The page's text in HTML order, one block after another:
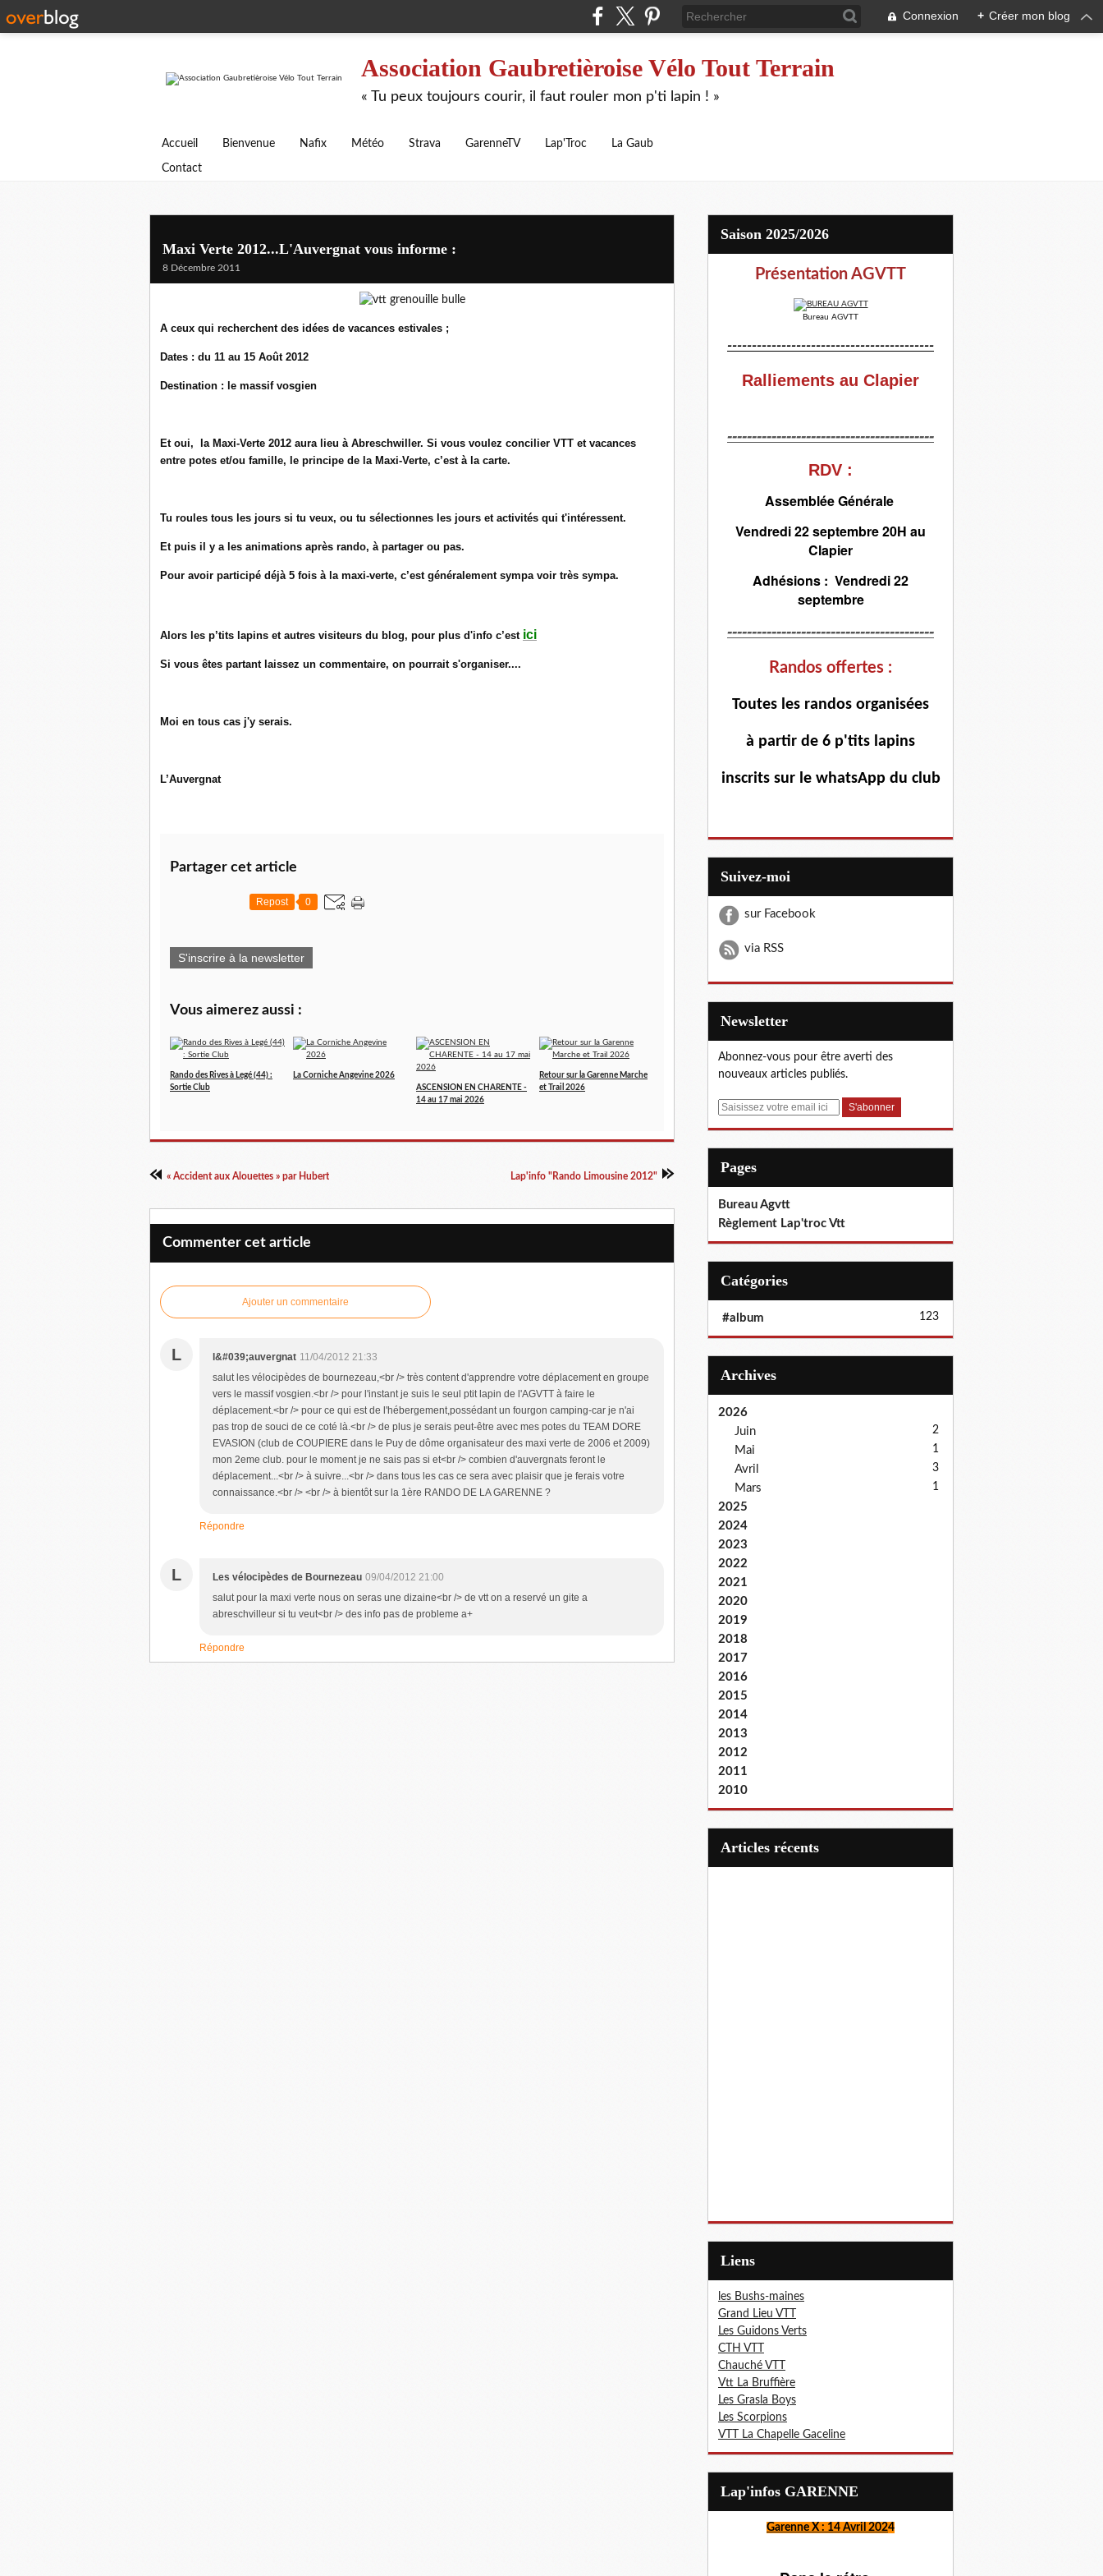
Connexion + Créer mon blog
Association Gaubretièroise Vélo Tout Terrain
« Tu peux toujours courir, il faut rouler mon p'ti lapin ! »
Accueil Bienvenue Nafix Météo Strava GarenneTV Lap'Troc La Gaub
Contact
Maxi Verte 2012...L'Auvergnat vous informe :
8 Décembre 2011
A ceux qui recherchent des idées de vacances estivales ;
Dates : du 11 au 15 Août 2012
Destination : le massif vosgien
Et oui, la Maxi-Verte 2012 aura lieu à Abreschwiller. Si vous voulez concilier VTT et vacances
entre potes et/ou famille, le principe de la Maxi-Verte, c’est à la carte.
Tu roules tous les jours si tu veux, ou tu sélectionnes les jours et activités qui t'intéressent.
Et puis il y a les animations après rando, à partager ou pas.
Pour avoir participé déjà 5 fois à la maxi-verte, c’est généralement sympa voir très sympa.
Alors les p’tits lapins et autres visiteurs du blog, pour plus d'info c’est ici
Si vous êtes partant laissez un commentaire, on pourrait s'organiser....
Moi en tous cas j'y serais.
L’Auvergnat
Partager cet article
Repost 0
S'inscrire à la newsletter
Vous aimerez aussi :
Rando des Rives à Legé (44) :
Sortie Club
La Corniche Angevine 2026
ASCENSION EN CHARENTE -
14 au 17 mai 2026
Retour sur la Garenne Marche
et Trail 2026
« Accident aux Alouettes » par Hubert Lap'info "Rando Limousine 2012"
Commenter cet article
Ajouter un commentaire
L l&#039;auvergnat 11/04/2012 21:33
salut les vélocipèdes de bournezeau,<br /> très content d'apprendre votre déplacement en groupe
vers le massif vosgien.<br /> pour l'instant je suis le seul ptit lapin de l'AGVTT à faire le
déplacement.<br /> pour ce qui est de l'hébergement,possédant un fourgon camping-car je n'ai
pas trop de souci de ce coté là.<br /> de plus je serais peut-être avec mes potes du TEAM DORE
EVASION (club de COUPIERE dans le Puy de dôme organisateur des maxi verte de 2006 et 2009)
mon 2eme club. pour le moment je ne sais pas si et<br /> combien d'auvergnats feront le
déplacement...<br /> à suivre...<br /> dans tous les cas ce sera avec plaisir que je ferais votre
connaissance.<br /> <br /> à bientôt sur la 1ère RANDO DE LA GARENNE ?
Répondre
L Les vélocipèdes de Bournezeau 09/04/2012 21:00
salut pour la maxi verte nous on seras une dizaine<br /> de vtt on a reservé un gite a
abreschvilleur si tu veut<br /> des info pas de probleme a+
Répondre
Saison 2025/2026
Présentation AGVTT
Bureau AGVTT
------------------------------------------
Ralliements au Clapier
------------------------------------------
RDV :
Assemblée Générale
Vendredi 22 septembre 20H au
Clapier
Adhésions : Vendredi 22
septembre
------------------------------------------
Randos offertes :
Toutes les randos organisées
à partir de 6 p'tits lapins
inscrits sur le whatsApp du club
Suivez-moi
sur Facebook
via RSS
Newsletter
Abonnez-vous pour être averti des
nouveaux articles publiés.
E
Pages
Bureau Agvtt
Règlement Lap'troc Vtt
Catégories
#album 123
Archives
2026
Juin
2
Mai 1
Avril 3
Mars 1
2025
2024
2023
2022
2021
2020
2019
2018
2017
2016
2015
2014
2013
2012
2011
2010
articles récents
Liens
les Bushs-maines
Grand Lieu VTT
Les Guidons Verts
CTH VTT
Chauché VTT
Vtt La Bruffière
Les Grasla Boys
Les Scorpions
VTT La Chapelle Gaceline
Lap'infos GARENNE
Garenne X : 14 Avril 2024